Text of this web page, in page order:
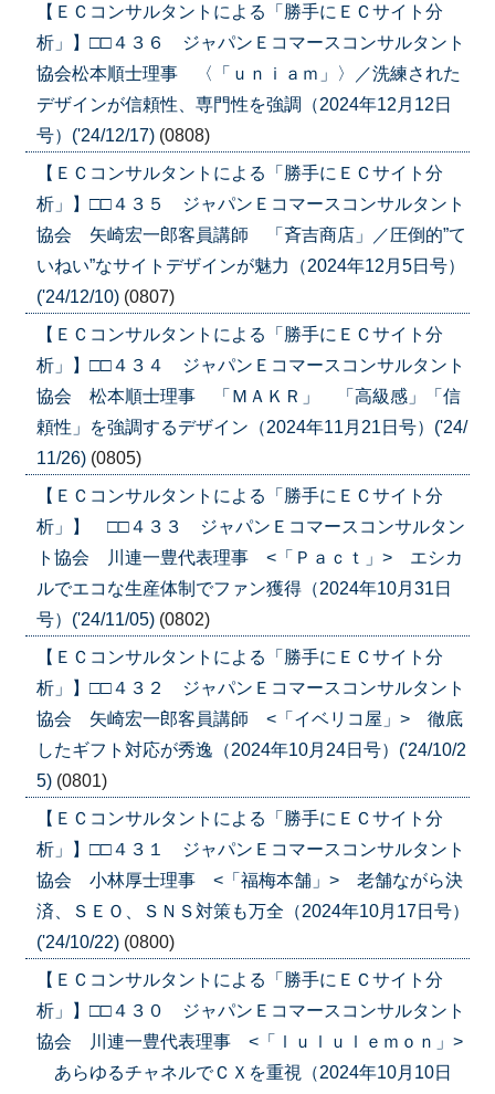
【ＥＣコンサルタントによる「勝手にＥＣサイト分
析」】□□４３６ ジャパンＥコマースコンサルタント
協会松本順士理事 〈「ｕｎｉａｍ」〉／洗練された
デザインが信頼性、専門性を強調（2024年12月12日
号）('24/12/17) (0808)
【ＥＣコンサルタントによる「勝手にＥＣサイト分
析」】□□４３５ ジャパンＥコマースコンサルタント
協会 矢崎宏一郎客員講師 「斉吉商店」／圧倒的”て
いねい”なサイトデザインが魅力（2024年12月5日号）
('24/12/10) (0807)
【ＥＣコンサルタントによる「勝手にＥＣサイト分
析」】□□４３４ ジャパンＥコマースコンサルタント
協会 松本順士理事 「ＭＡＫＲ」 「高級感」「信
頼性」を強調するデザイン（2024年11月21日号）('24/
11/26) (0805)
【ＥＣコンサルタントによる「勝手にＥＣサイト分
析」】 □□４３３ ジャパンＥコマースコンサルタン
ト協会 川連一豊代表理事 <「Ｐａｃｔ」> エシカ
ルでエコな生産体制でファン獲得（2024年10月31日
号）('24/11/05) (0802)
【ＥＣコンサルタントによる「勝手にＥＣサイト分
析」】□□４３２ ジャパンＥコマースコンサルタント
協会 矢崎宏一郎客員講師 <「イベリコ屋」> 徹底
したギフト対応が秀逸（2024年10月24日号）('24/10/2
5) (0801)
【ＥＣコンサルタントによる「勝手にＥＣサイト分
析」】□□４３１ ジャパンＥコマースコンサルタント
協会 小林厚士理事 <「福梅本舗」> 老舗ながら決
済、ＳＥＯ、ＳＮＳ対策も万全（2024年10月17日号）
('24/10/22) (0800)
【ＥＣコンサルタントによる「勝手にＥＣサイト分
析」】□□４３０ ジャパンＥコマースコンサルタント
協会 川連一豊代表理事 <「ｌｕｌｕｌｅｍｏｎ」>
あらゆるチャネルでＣＸを重視（2024年10月10日